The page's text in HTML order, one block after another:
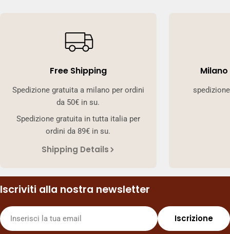
Free Shipping
Spedizione gratuita a milano per ordini
da 50€ in su.
Spedizione gratuita in tutta italia per
ordini da 89€ in su.
Shipping Details
Iscriviti alla nostra newsletter
E-
mail
Iscrizione